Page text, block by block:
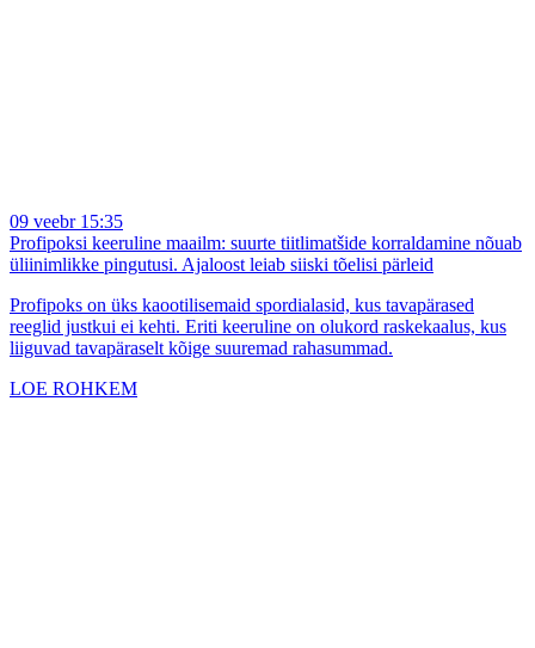
09 veebr 15:35
Profipoksi keeruline maailm: suurte tiitlimatšide korraldamine nõuab
üliinimlikke pingutusi. Ajaloost leiab siiski tõelisi pärleid
Profipoks on üks kaootilisemaid spordialasid, kus tavapärased
reeglid justkui ei kehti. Eriti keeruline on olukord raskekaalus, kus
liiguvad tavapäraselt kõige suuremad rahasummad.
LOE ROHKEM